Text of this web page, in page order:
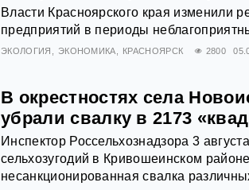
Власти Красноярского края изменили
предприятий в периоды
ЭКОЛОГИЯ ЭКОНОМИКА КРАСНОЯРСК 2800
В окрестностях села
убрали свалку в 2173
Инспектор Россельхознадзора 3
сельхозугодий в Кривошеинском
несанкционированная свалка